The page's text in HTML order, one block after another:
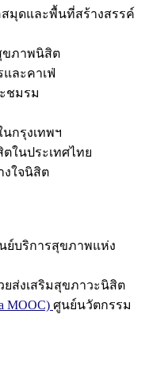
มุดและพื้นที่สร้างสรรค์
ขภาพนิสิต
และคาเฟ่
ชมรม
กรุงเทพฯ
ในประเทศไทย
งใจนิสิต
ย์บริการสุขภาพแห่ง
ยส่งเสริมสุขภาวะนิสิต
MOOC) ศูนย์นวัตกรรม